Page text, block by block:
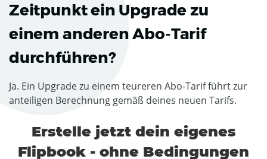
Zeitpunkt ein Upgrade zu
einem anderen Abo-Tarif
durchführen?
Ja. Ein Upgrade zu einem teureren Abo-Tarif führt zur
anteiligen Berechnung gemäß deines neuen Tarifs.
Erstelle jetzt dein eigenes
Flipbook - ohne Bedingungen